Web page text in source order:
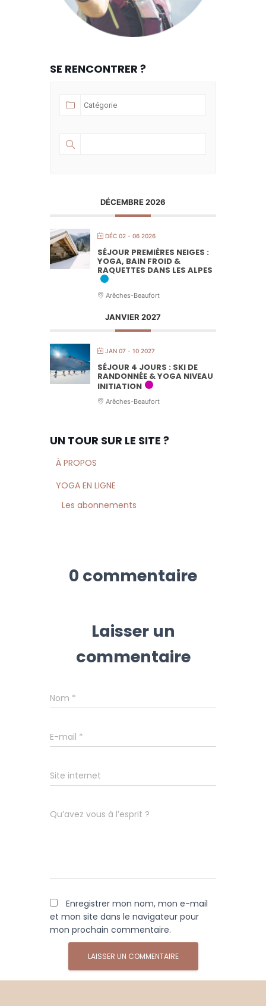
SE RENCONTRER ?
DÉCEMBRE 2026
DÉC 02 - 06 2026
SÉJOUR PREMIÈRES NEIGES :
YOGA, BAIN FROID &
RAQUETTES DANS LES ALPES
Arêches-Beaufort
JANVIER 2027
JAN 07 - 10 2027
SÉJOUR 4 JOURS : SKI DE
RANDONNÉE & YOGA NIVEAU
INITIATION
Arêches-Beaufort
UN TOUR SUR LE SITE ?
À PROPOS
YOGA EN LIGNE
Les abonnements
0 commentaire
Laisser un
commentaire
Nom *
E-mail *
Site internet
Qu’avez vous à l’esprit ?
Enregistrer mon nom, mon e-mail
et mon site dans le navigateur pour
mon prochain commentaire.